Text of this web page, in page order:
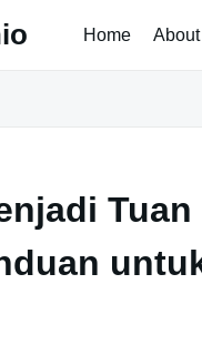
Home About